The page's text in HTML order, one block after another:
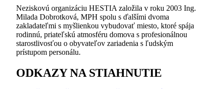
Neziskovú organizáciu HESTIA založila v roku 2003 Ing.
Milada Dobrotková, MPH spolu s ďalšími dvoma
zakladateľmi s myšlienkou vybudovať miesto, ktoré spája
rodinnú, priateľskú atmosféru domova s profesionálnou
starostlivosťou o obyvateľov zariadenia s ľudským
prístupom personálu.
ODKAZY NA STIAHNUTIE